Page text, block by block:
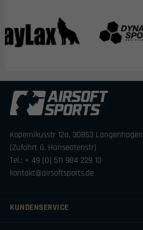
Kopernikusstr 12a, 30853 Langenhagen
(Zufahrt ü. Hanseatenstr)
Tel.: + 49 [0] 511 984 229 10
kontakt@airsoftsports.de
KUNDENSERVICE